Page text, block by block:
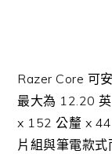
Razer Core 可
最大為 12.20
x 152 公釐 x
片組與筆電款